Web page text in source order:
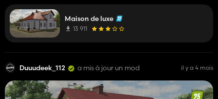
Maison de luxe
13 911
Duuudeek_112 a mis à jour un mod il y a 4 mois